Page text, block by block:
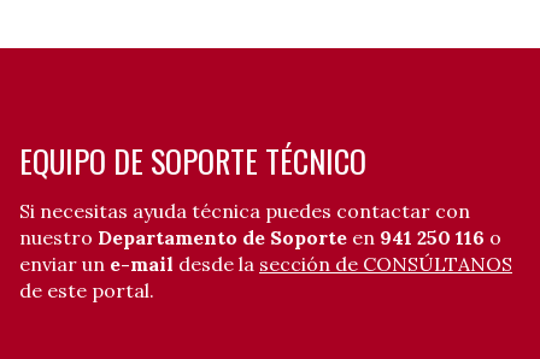
EQUIPO DE SOPORTE TÉCNICO
Si necesitas ayuda técnica puedes contactar con
nuestro Departamento de Soporte en 941 250 116 o
enviar un e-mail desde la sección de CONSÚLTANOS
de este portal.